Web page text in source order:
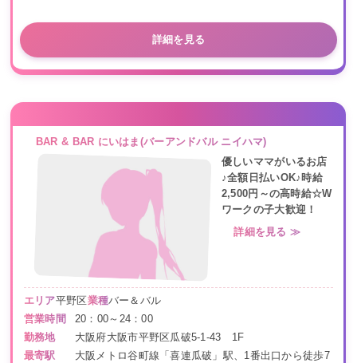
詳細を見る
BAR & BAR にいはま(バーアンドバル ニイハマ)
優しいママがいるお店
♪全額日払いOK♪時給
2,500円～の高時給☆W
ワークの子大歓迎！
詳細を見る ≫
エリア平野区 業種バー＆バル
営業時間
20：00～24：00
勤務地
大阪府大阪市平野区瓜破5-1-43 1F
最寄駅
大阪メトロ谷町線「喜連瓜破」駅、1番出口から徒歩7